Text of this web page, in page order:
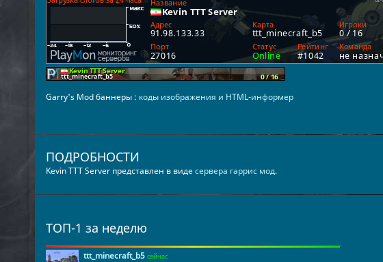
Garry's Mod баннеры : коды изображения и HTML-информер
ПОДРОБНОСТИ
Kevin TTT Server представлен в видесервера гаррис мод.
ТОП-1 за неделю
ttt_minecraft_b5 сейчас